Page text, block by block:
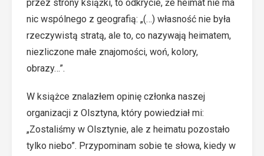
przez strony książki, to odkrycie, że heimat nie ma
nic wspólnego z geografią: „(…) własność nie była
rzeczywistą stratą, ale to, co nazywają heimatem,
niezliczone małe znajomości, woń, kolory,
obrazy…”.
W książce znalazłem opinię członka naszej
organizacji z Olsztyna, który powiedział mi:
„Zostaliśmy w Olsztynie, ale z heimatu pozostało
tylko niebo”. Przypominam sobie te słowa, kiedy w